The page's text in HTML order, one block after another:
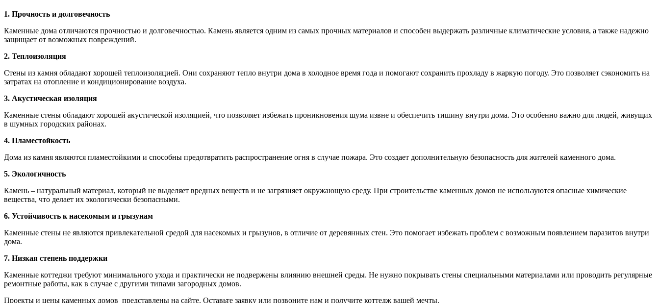
1. Прочность и долговечность
Каменные дома отличаются прочностью и долговечностью. Камень является одним из самых прочных материалов и способен выдержать различные климатические условия, а также надежно
защищает от возможных повреждений.
2. Теплоизоляция
Стены из камня обладают хорошей теплоизоляцией. Они сохраняют тепло внутри дома в холодное время года и помогают сохранить прохладу в жаркую погоду. Это позволяет сэкономить на
затратах на отопление и кондиционирование воздуха.
3. Акустическая изоляция
Каменные стены обладают хорошей акустической изоляцией, что позволяет избежать проникновения шума извне и обеспечить тишину внутри дома. Это особенно важно для людей, живущих
в шумных городских районах.
4. Пламестойкость
Дома из камня являются пламестойкими и способны предотвратить распространение огня в случае пожара. Это создает дополнительную безопасность для жителей каменного дома.
5. Экологичность
Камень – натуральный материал, который не выделяет вредных веществ и не загрязняет окружающую среду. При строительстве каменных домов не используются опасные химические
вещества, что делает их экологически безопасными.
6. Устойчивость к насекомым и грызунам
Каменные стены не являются привлекательной средой для насекомых и грызунов, в отличие от деревянных стен. Это помогает избежать проблем с возможным появлением паразитов внутри
дома.
7. Низкая степень поддержки
Каменные коттеджи требуют минимального ухода и практически не подвержены влиянию внешней среды. Не нужно покрывать стены специальными материалами или проводить регулярные
ремонтные работы, как в случае с другими типами загородных домов.
Проекты и цены каменных домов представлены на сайте. Оставьте заявку или позвоните нам и получите коттедж вашей мечты.